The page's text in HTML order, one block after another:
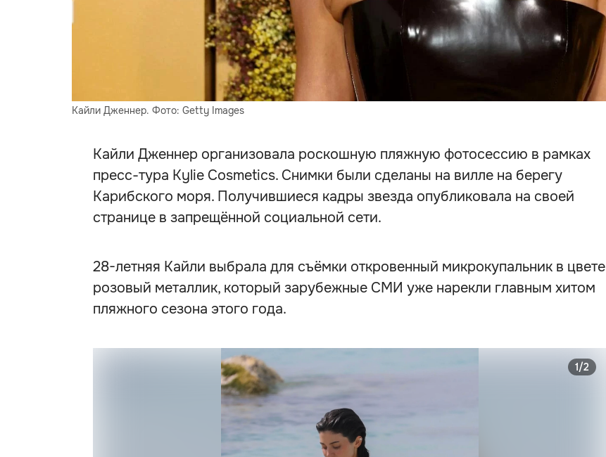
Кайли Дженнер. Фото: Getty Images
Кайли Дженнер организовала роскошную пляжную фотосессию в рамках
пресс-тура Kylie Cosmetics. Снимки были сделаны на вилле на берегу
Карибского моря. Получившиеся кадры звезда опубликовала на своей
странице в запрещённой социальной сети.
28-летняя Кайли выбрала для съёмки откровенный микрокупальник в цвете
розовый металлик, который зарубежные СМИ уже нарекли главным хитом
пляжного сезона этого года.
1/2